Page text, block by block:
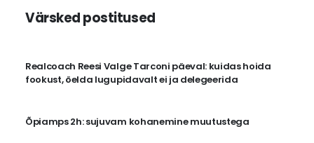
Värsked postitused
Realcoach Reesi Valge Tarconi päeval: kuidas hoida
fookust, öelda lugupidavalt ei ja delegeerida
Õpiamps 2h: sujuvam kohanemine muutustega